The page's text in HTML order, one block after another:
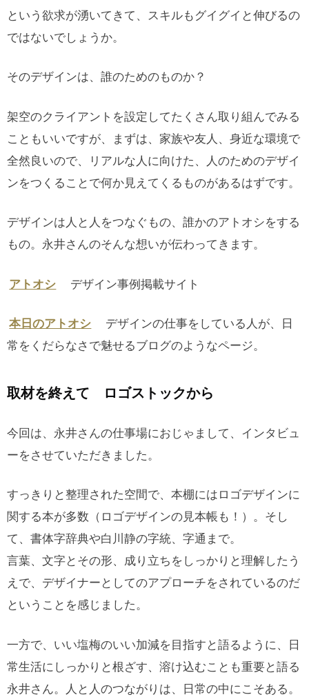
という欲求が湧いてきて、スキルもグイグイと伸びるの
ではないでしょうか。
そのデザインは、誰のためのものか？
架空のクライアントを設定してたくさん取り組んでみる
こともいいですが、まずは、家族や友人、身近な環境で
全然良いので、リアルな人に向けた、人のためのデザイ
ンをつくることで何か見えてくるものがあるはずです。
デザインは人と人をつなぐもの、誰かのアトオシをする
もの。永井さんのそんな想いが伝わってきます。
アトオシ デザイン事例掲載サイト
本日のアトオシ
デザインの仕事をしている人が、日
常をくだらなさで魅せるブログのようなページ。
取材を終えて ロゴストックから
今回は、永井さんの仕事場におじゃまして、インタビュ
ーをさせていただきました。
すっきりと整理された空間で、本棚にはロゴデザインに
関する本が多数（ロゴデザインの見本帳も！）。そし
て、書体字辞典や白川静の字統、字通まで。
言葉、文字とその形、成り立ちをしっかりと理解したう
えで、デザイナーとしてのアプローチをされているのだ
ということを感じました。
一方で、いい塩梅のいい加減を目指すと語るように、日
常生活にしっかりと根ざす、溶け込むことも重要と語る
永井さん。人と人のつながりは、日常の中にこそある。